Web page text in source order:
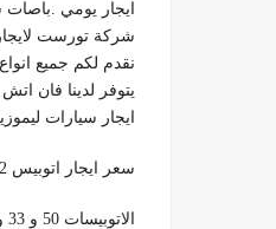
ايجار يومي .باصات
شركة تورست
نقدم لكم جميع
يتوفر لدينا فان اتش وان 7 راكب، تويوتا هايس 14 راكب، كوتسر 25 راكب، باصات 28 / 33 / 50
ايجار سيارات
سعر ايجار اتوبيس 32 راكب بالتالي تمتع بعروض مميزة من شركه تورست للنقل السياحي على أحدث موديلات
الاتوبيسات 50 و 33 و 28 راكب سعر ايجار باص 32 راكب .بالتالي تـأجير باص سياحي فاخر بجميع الكماليات و اقل الاسعار